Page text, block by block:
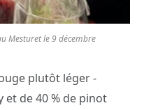
Mesturet le 9 décembre
plutôt léger -
et de 40 % de pinot